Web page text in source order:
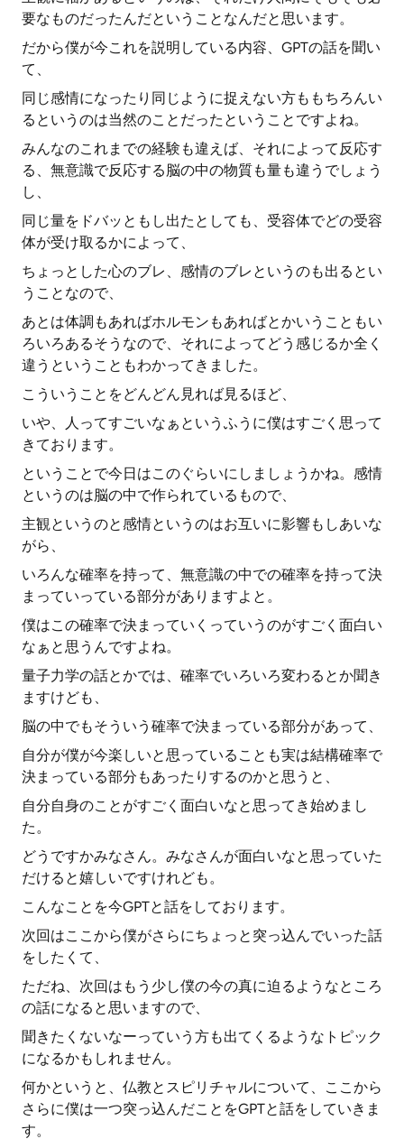
要なものだったんだということなんだと思います。
だから僕が今これを説明している内容、GPTの話を聞い
て、
同じ感情になったり同じように捉えない方ももちろんい
るというのは当然のことだったということですよね。
みんなのこれまでの経験も違えば、それによって反応す
る、無意識で反応する脳の中の物質も量も違うでしょう
し、
同じ量をドバッともし出たとしても、受容体でどの受容
体が受け取るかによって、
ちょっとした心のブレ、感情のブレというのも出るとい
うことなので、
あとは体調もあればホルモンもあればとかいうこともい
ろいろあるそうなので、それによってどう感じるか全く
違うということもわかってきました。
こういうことをどんどん見れば見るほど、
いや、人ってすごいなぁというふうに僕はすごく思って
きております。
ということで今日はこのぐらいにしましょうかね。感情
というのは脳の中で作られているもので、
主観というのと感情というのはお互いに影響もしあいな
がら、
いろんな確率を持って、無意識の中での確率を持って決
まっていっている部分がありますよと。
僕はこの確率で決まっていくっていうのがすごく面白い
なぁと思うんですよね。
量子力学の話とかでは、確率でいろいろ変わるとか聞き
ますけども、
脳の中でもそういう確率で決まっている部分があって、
自分が僕が今楽しいと思っていることも実は結構確率で
決まっている部分もあったりするのかと思うと、
自分自身のことがすごく面白いなと思ってき始めまし
た。
どうですかみなさん。みなさんが面白いなと思っていた
だけると嬉しいですけれども。
こんなことを今GPTと話をしております。
次回はここから僕がさらにちょっと突っ込んでいった話
をしたくて、
ただね、次回はもう少し僕の今の真に迫るようなところ
の話になると思いますので、
聞きたくないなーっていう方も出てくるようなトピック
になるかもしれません。
何かというと、仏教とスピリチャルについて、ここから
さらに僕は一つ突っ込んだことをGPTと話をしていきま
す。